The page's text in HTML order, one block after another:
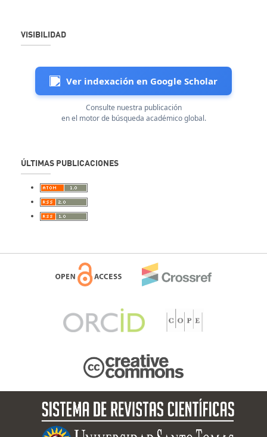
VISIBILIDAD
Ver indexación en Google Scholar
Consulte nuestra publicación
en el motor de búsqueda académico global.
ÚLTIMAS PUBLICACIONES